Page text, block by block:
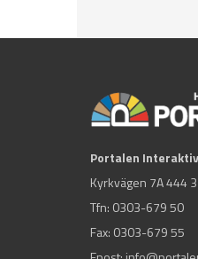
Portalen
Kyrkvägen 7A 444
Tfn: 0303-679 50
Fax: 0303-679 55